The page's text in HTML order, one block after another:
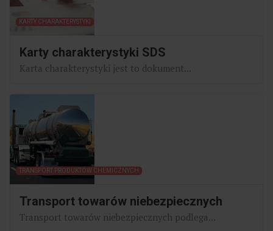
KARTY CHARAKTERYSTYKI
Karty charakterystyki SDS
Karta charakterystyki jest to dokument...
TRANSPORT PRODUKTÓW CHEMICZNYCH
Transport towarów niebezpiecznych
Transport towarów niebezpiecznych podlega...